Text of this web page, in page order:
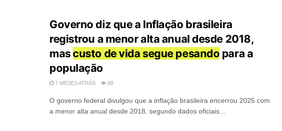
Governo diz que a Inflação brasileira
registrou a menor alta anual desde 2018,
mascusto de vida segue pesando para a
população
7 MESES ATRÁS 88
O governo federal divulgou que a inflação brasileira encerrou 2025 com
a menor alta anual desde 2018, segundo dados oficiais...